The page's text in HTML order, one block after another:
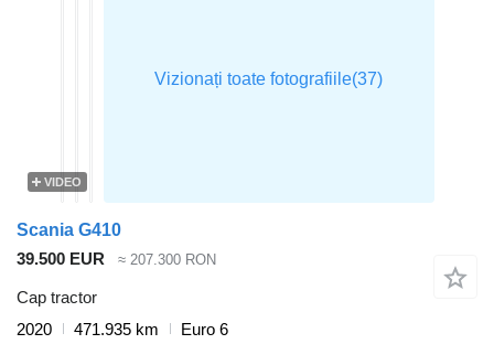
VIDEO
Scania G410
39.500 EUR
≈ 207.300 RON
Cap tractor
2020
471.935 km
Euro 6